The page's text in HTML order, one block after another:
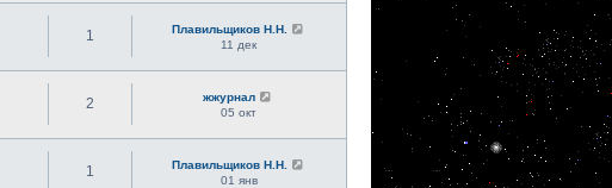
1
Плавильщиков Н.Н.
11 дек
2
жжурнал
05 окт
1
Плавильщиков Н.Н.
01 янв